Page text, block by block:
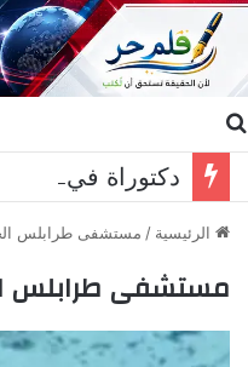
الرئيسية / مستشفى طرابلس
مستشفى طرابلس